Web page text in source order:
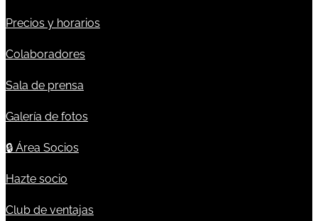
Precios y horarios
Colaboradores
Sala de prensa
Galería de fotos
🔒 Área Socios
Hazte socio
Club de ventajas